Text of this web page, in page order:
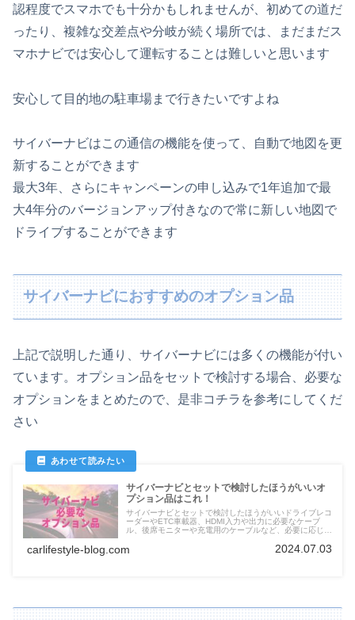
認程度でスマホでも十分かもしれませんが、初めての道だ
ったり、複雑な交差点や分岐が続く場所では、まだまだス
マホナビでは安心して運転することは難しいと思います
安心して目的地の駐車場まで行きたいですよね
サイバーナビはこの通信の機能を使って、自動で地図を更
新することができます
最大3年、さらにキャンペーンの申し込みで1年追加で最
大4年分のバージョンアップ付きなので常に新しい地図で
ドライブすることができます
サイバーナビにおすすめのオプション品
上記で説明した通り、サイバーナビには多くの機能が付い
ています。オプション品をセットで検討する場合、必要な
オプションをまとめたので、是非コチラを参考にしてくだ
さい
サイバーナビとセットで検討したほうがいいオ
プション品はこれ！
サイバーナビとセットで検討したほうがいいドライブレコ
ーダーやETC車載器、HDMI入力や出力に必要なケーブ
ル、後席モニターや充電用のケーブルなど、必要に応じた
carlifestyle-blog.com 2024.07.03